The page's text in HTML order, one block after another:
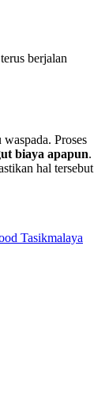
berjalan
Proses
biaya apapun.
hal tersebut
Tasikmalaya